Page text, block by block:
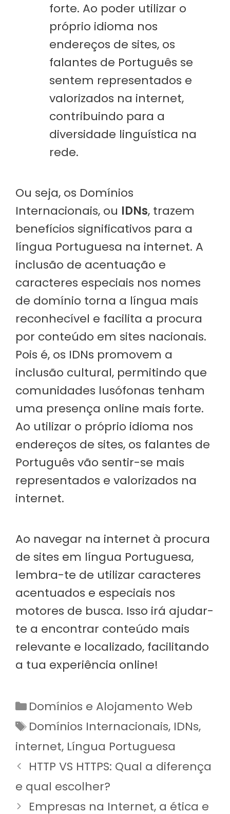
forte. Ao poder utilizar o
próprio idioma nos
endereços de sites, os
falantes de Português se
sentem representados e
valorizados na internet,
contribuindo para a
diversidade linguística na
rede.
Ou seja, os Domínios
Internacionais, ou IDNs, trazem
benefícios significativos para a
língua Portuguesa na internet. A
inclusão de acentuação e
caracteres especiais nos nomes
de domínio torna a língua mais
reconhecível e facilita a procura
por conteúdo em sites nacionais.
Pois é, os IDNs promovem a
inclusão cultural, permitindo que
comunidades lusófonas tenham
uma presença online mais forte.
Ao utilizar o próprio idioma nos
endereços de sites, os falantes de
Português vão sentir-se mais
representados e valorizados na
internet.
Ao navegar na internet à procura
de sites em língua Portuguesa,
lembra-te de utilizar caracteres
acentuados e especiais nos
motores de busca. Isso irá ajudar-
te a encontrar conteúdo mais
relevante e localizado, facilitando
a tua experiência online!
Categorias
Domínios e Alojamento Web
Etiquetas
Domínios Internacionais, IDNs,
internet, Língua Portuguesa
HTTP VS HTTPS: Qual a diferença
e qual escolher?
Empresas na Internet, a ética e